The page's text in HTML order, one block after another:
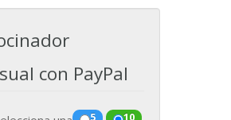
con PayPal
5
10